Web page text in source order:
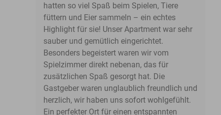
hatten so viel Spaß beim Spielen, Tiere
füttern und Eier sammeln – ein echtes
Highlight für sie! Unser Apartment war sehr
sauber und gemütlich eingerichtet.
Besonders begeistert waren wir vom
Spielzimmer direkt nebenan, das für
zusätzlichen Spaß gesorgt hat. Die
Gastgeber waren unglaublich freundlich und
herzlich, wir haben uns sofort wohlgefühlt.
Ein perfekter Ort für einen entspannten